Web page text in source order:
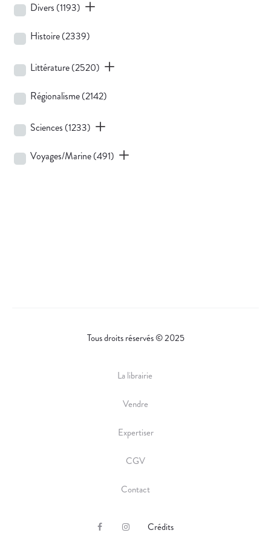
Divers (1193)
Histoire(2339)
Littérature(2520)
Régionalisme(2142)
Sciences (1233)
Voyages/Marine(491)
Tous droits réservés © 2025
La librairie
Vendre
Expertiser
CGV
Contact
Crédits